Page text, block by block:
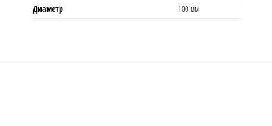
Диаметр
100 мм